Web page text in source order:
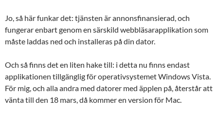
Jo, så här funkar det: tjänsten är annonsfinansierad, och
fungerar enbart genom en särskild webbläsarapplikation som
måste laddas ned och installeras på din dator.
Och så finns det en liten hake till: i detta nu finns endast
applikationen tillgänglig för operativsystemet Windows Vista.
För mig, och alla andra med datorer med äpplen på, återstår att
vänta till den 18 mars, då kommer en version för Mac.